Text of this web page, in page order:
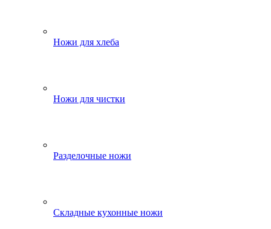
Ножи для хлеба
Ножи для чистки
Разделочные ножи
Складные кухонные ножи